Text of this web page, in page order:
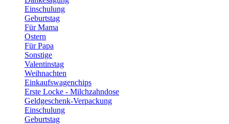
Einschulung
Geburtstag
Für Mama
Ostern
Für Papa
Sonstige
Valentinstag
Weihnachten
Einkaufswagenchips
Erste Locke - Milchzahndose
Geldgeschenk-Verpackung
Einschulung
Geburtstag